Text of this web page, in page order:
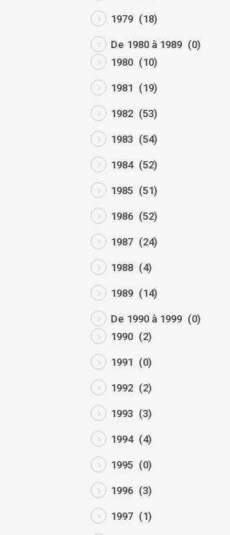
1979 (18)
De 1980 à 1989 (0)
1980 (10)
1981 (19)
1982 (53)
1983 (54)
1984 (52)
1985 (51)
1986 (52)
1987 (24)
1988 (4)
1989 (14)
De 1990 à 1999 (0)
1990 (2)
1991 (0)
1992 (2)
1993 (3)
1994 (4)
1995 (0)
1996 (3)
1997 (1)